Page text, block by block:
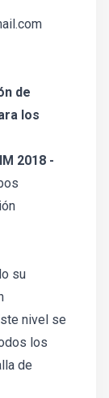
de
los
2018 -
su
nivel se
los
de